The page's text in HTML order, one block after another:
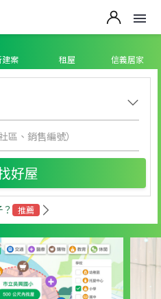
建案 租屋 信義居家
好屋
推薦